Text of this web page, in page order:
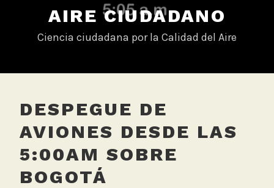
AIRE CIUDADANO
Ciencia ciudadana por la Calidad del Aire
DESPEGUE DE
AVIONES DESDE LAS
5:00AM SOBRE
BOGOTÁ